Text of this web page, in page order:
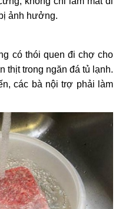
ảnh hưởng.
có thói quen đi chợ cho
thịt trong ngăn đá tủ lạnh.
các bà nội trợ phải làm